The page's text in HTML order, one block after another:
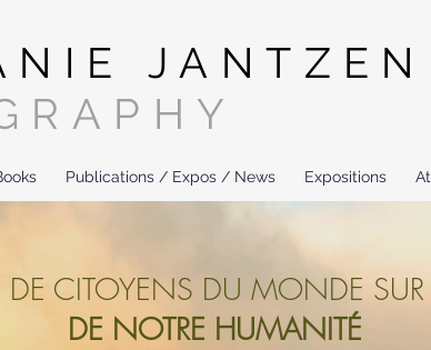
Publications / Expos / News Expositions
JANTZEN
DE CITOYENS DU MONDE SUR
DE NOTRE HUMANITÉ